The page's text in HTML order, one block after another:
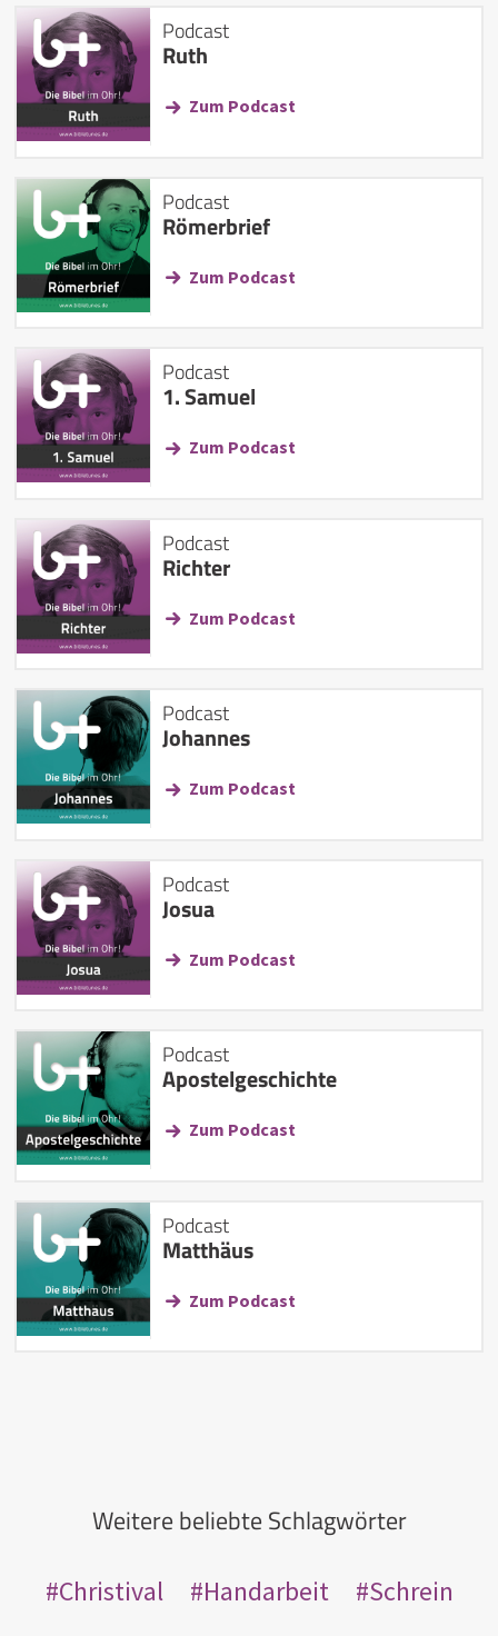
Podcast
Ruth
Zum Podcast
Podcast
Römerbrief
Zum Podcast
Podcast
1. Samuel
Zum Podcast
Podcast
Richter
Zum Podcast
Podcast
Johannes
Zum Podcast
Podcast
Josua
Zum Podcast
Podcast
Apostelgeschichte
Zum Podcast
Podcast
Matthäus
Zum Podcast
Weitere beliebte Schlagwörter
Christival Handarbeit
Schrein